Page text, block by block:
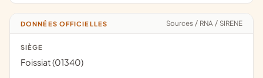
DONNÉES OFFICIELLES Sources / RNA / SIRENE
SIÈGE
Foissiat (01340)